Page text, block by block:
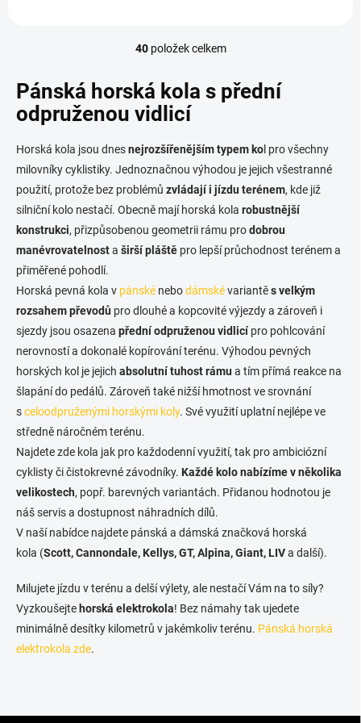
O
l
á
d
c
í
p
r
v
k
y
v
p
s
u
40položek celkem
Pánská horská kola s přední
odpruženou vidlicí
Horská kola jsou dnesnejrozšířenějším typem ko l pro všechny
milovníky cyklistiky. Jednoznačnou výhodou je jejich všestranné
použití, protože bez problémů zvládají i jízduterénem, kde již
silniční kolo nestačí. Obecně mají horská kola robustnější
konstrukci, přizpůsobenou geometrii rámu prodobrou
manévrovatelnosta širší pláště pro lepší průchodnost terénem a
přiměřené pohodlí.
Horská pevná kola v pánské nebodámskévariantěs velkým
rozsahem převodů pro dlouhé a kopcovité výjezdy a zároveň i
sjezdy jsou osazena přední odpruženou vidlicípro pohlcování
nerovností a dokonalé kopírování terénu. Výhodou pevných
horských kol je jejich absolutní tuhost rámua tím přímá reakce na
šlapání do pedálů. Zároveň také nižší hmotnost ve srovnání
sceloodpruženými horskými koly. Své využití uplatní nejlépe ve
středně náročném terénu.
Najdete zde kola jak pro každodenní využití, tak pro ambiciózní
cyklisty či čistokrevné závodníky. Každé kolo nabízíme v několika
velikostech, popř. barevných variantách. Přidanou hodnotou je
náš servis a dostupnost náhradních dílů.
V naší nabídce najdete pánská a dámská značková horská
kola (Scott, Cannondale, Kellys, GT, Alpina, Giant, LIVa další).
Milujete jízdu v terénu a delší výlety, ale nestačí Vám na to síly?
Vyzkoušejte horská elektrokola! Bez námahy tak ujedete
minimálně desítky kilometrů v jakémkoliv terénu. Pánská horská
elektrokola zde.